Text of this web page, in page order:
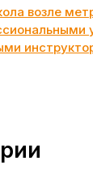
возле